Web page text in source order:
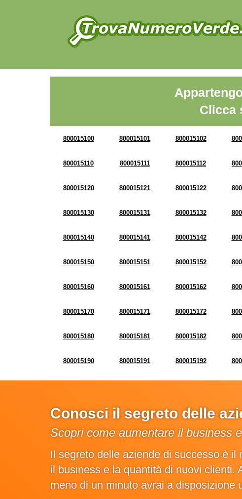
Clicca
800015100 800015101 800015102
800015110 800015111 800015112
800015120 800015121 800015122
800015130 800015131 800015132
800015140 800015141 800015142
800015150 800015151 800015152
800015160 800015161 800015162
800015170 800015171 800015172
800015180 800015181 800015182
800015190 800015191 800015192
Conosci il segreto delle
Scopri come aumentare il business
Il segreto delle aziende di successo è
il business e la quantità di nuovi clienti.
meno di un minuto avrai a disposizione